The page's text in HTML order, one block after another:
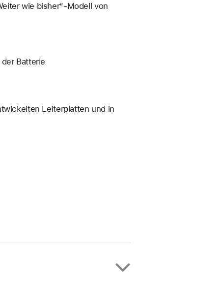
wie bisher“-Modell von
Batterie
Leiterplatten und in